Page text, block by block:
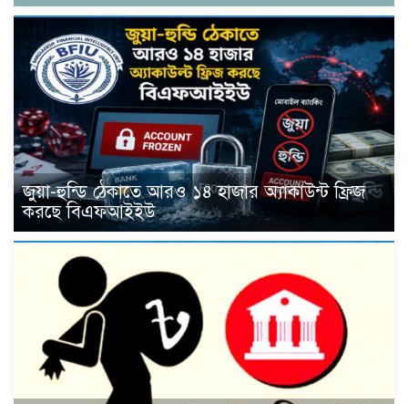
জুয়া-হুন্ডি ঠেকাতে আরও ১৪ হাজার অ্যাকাউন্ট ফ্রিজ
করছে বিএফআইইউ